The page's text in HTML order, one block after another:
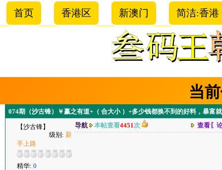
首页 香港区 新澳门 简洁:香港
当
074期（沙古锋）￥赢之有道+（ 合大小 ）+多少钱都换不到的好料，暴富
【沙古锋】
级别: 新
手上路
精华: 0
导航 本帖查看4451次 查看〖